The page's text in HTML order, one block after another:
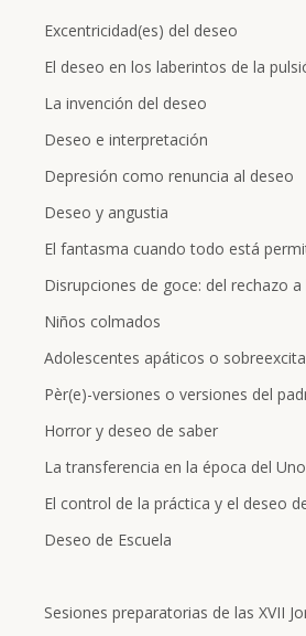
Excentricidad(es) del deseo
El deseo en los laberintos de la
La invención del deseo
Deseo e interpretación
Depresión como renuncia al deseo
Deseo y angustia
El fantasma cuando todo está
Disrupciones de goce: del rechazo
Niños colmados
Adolescentes apáticos o
Pèr(e)-versiones o versiones del
Horror y deseo de saber
La transferencia en la época del
El control de la práctica y el deseo
Deseo de Escuela
Sesiones preparatorias de las XVII